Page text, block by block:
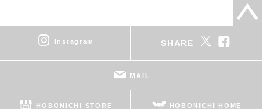
instagram SHARE
MAIL
HOBONICHI STORE HOBONICHI HOME